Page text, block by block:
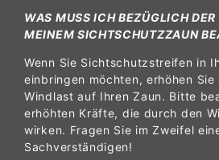
WAS MUSS ICH BEZÜGLICH
MEINEM SICHTSCHUTZZAUN
Wenn Sie Sichtschutzstreifen in
einbringen möchten, erhöhen
Windlast auf Ihren Zaun. Bitte
erhöhten Kräfte, die durch den
wirken. Fragen Sie im Zweifel
Sachverständigen!